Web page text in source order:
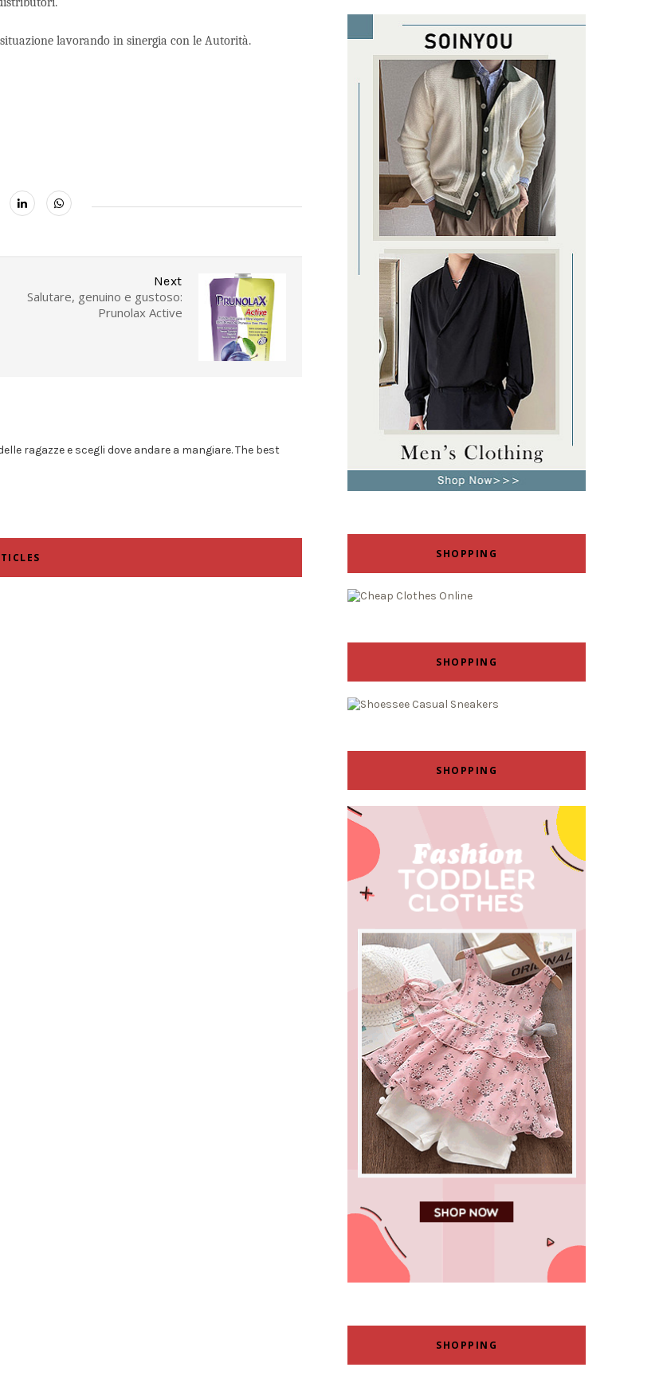
lavorando in sinergia con le Autorità.
Next
Salutare, genuino e gustoso:
Prunolax Active
ragazze e scegli dove andare a mangiare. The best
SHOPPING
SHOPPING
SHOPPING
SHOPPING